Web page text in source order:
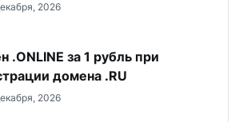
2026
.ONLINE за 1 рубль при
домена .RU
2026